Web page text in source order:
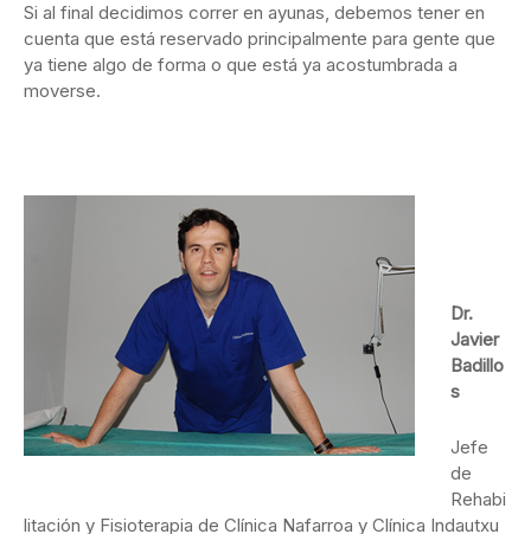
Si al final decidimos correr en ayunas, debemos tener en
cuenta que está reservado principalmente para gente que
ya tiene algo de forma o que está ya acostumbrada a
moverse.
Dr.
Javier
Badillo
s
Jefe
de
Rehabi
litación y Fisioterapia de Clínica Nafarroa y Clínica Indautxu